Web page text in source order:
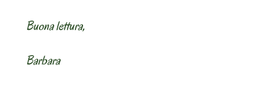
Buona lettura,
Barbara